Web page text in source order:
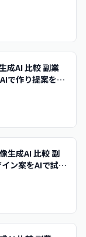
成AI 比較 副業
で作り提案を時
生成AI 比較 副
ン案をAIで試作